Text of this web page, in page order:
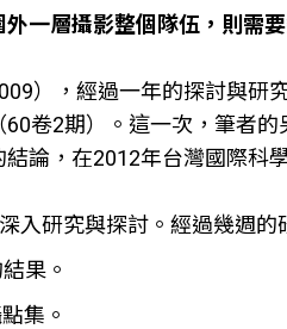
一層攝影整個隊伍，則需
），經過一年的探討與研
卷2期）。這一次，筆者
論，在2012年台灣國際科
入研究與探討。經過幾週
果。
集。